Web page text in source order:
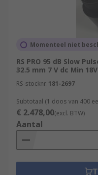
Momenteel niet
RS PRO 95 dB Slow
32.5 mm 7 V dc Min
RS-stocknr. 181-2697
Subtotaal (1 doos van 400
€ 2.478,00(excl. BTW)
Aantal